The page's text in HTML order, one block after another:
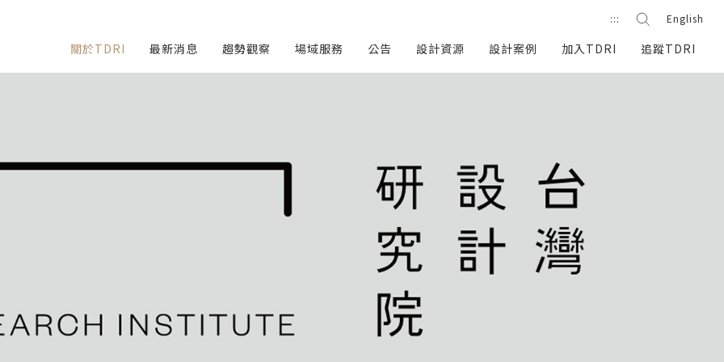
::: 站內搜尋
搜尋按鈕
English
關於TDRI 最新消息 趨勢觀察 場域服務 公告 設計資源 設計案例 加入TDRI 追蹤TDRI